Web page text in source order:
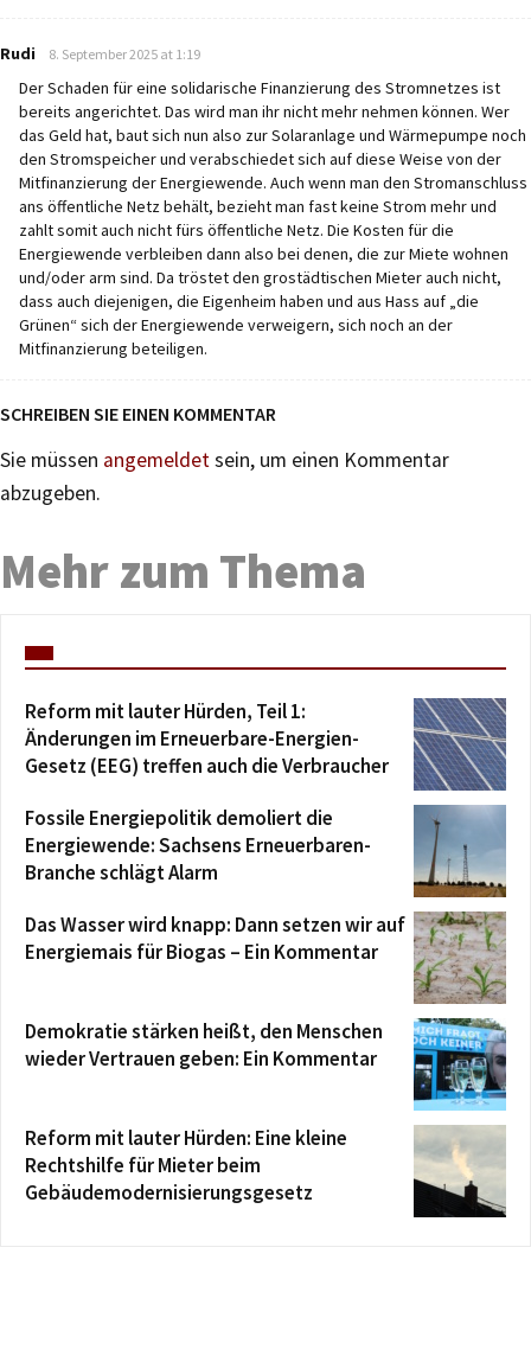
Rudi says:
8. September 2025 at 1:19
Der Schaden für eine solidarische Finanzierung des Stromnetzes ist
bereits angerichtet. Das wird man ihr nicht mehr nehmen können. Wer
das Geld hat, baut sich nun also zur Solaranlage und Wärmepumpe noch
den Stromspeicher und verabschiedet sich auf diese Weise von der
Mitfinanzierung der Energiewende. Auch wenn man den Stromanschluss
ans öffentliche Netz behält, bezieht man fast keine Strom mehr und
zahlt somit auch nicht fürs öffentliche Netz. Die Kosten für die
Energiewende verbleiben dann also bei denen, die zur Miete wohnen
und/oder arm sind. Da tröstet den grostädtischen Mieter auch nicht,
dass auch diejenigen, die Eigenheim haben und aus Hass auf „die
Grünen“ sich der Energiewende verweigern, sich noch an der
Mitfinanzierung beteiligen.
SCHREIBEN SIE EINEN KOMMENTAR
Sie müssen angemeldetsein, um einen Kommentar
abzugeben.
Mehr zum Thema
Reform mit lauter Hürden, Teil 1:
Änderungen im Erneuerbare-Energien-
Gesetz (EEG) treffen auch die Verbraucher
Fossile Energiepolitik demoliert die
Energiewende: Sachsens Erneuerbaren-
Branche schlägt Alarm
Das Wasser wird knapp: Dann setzen wir auf
Energiemais für Biogas – Ein Kommentar
Demokratie stärken heißt, den Menschen
wieder Vertrauen geben: Ein Kommentar
Reform mit lauter Hürden: Eine kleine
Rechtshilfe für Mieter beim
Gebäudemodernisierungsgesetz